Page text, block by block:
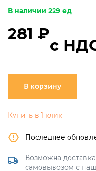
В наличии 229 ед
281 ₽
с
В корзину
Купить в 1 клик
Последнее
Возможна
самовывозом с